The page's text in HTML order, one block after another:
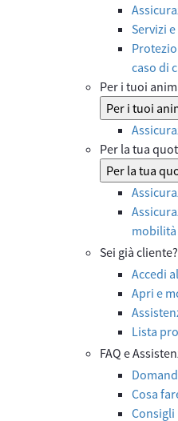
Servizi
caso di
Per i tuoi
Per i tuoi
Per la tua
Per la tua
Sei già cliente?
Accedi
Apri e
Lista
FAQ e
Cosa
Consigli